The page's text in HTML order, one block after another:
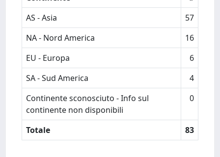
AS - Asia
57
NA - Nord America
16
EU - Europa
6
SA - Sud America
4
Continente sconosciuto - Info sul
continente non disponibili
0
Totale 83